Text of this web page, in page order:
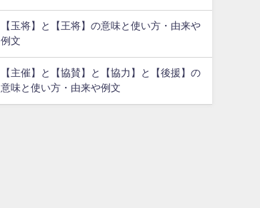
【玉将】と【王将】の意味と使い方・由来や
例文
【主催】と【協賛】と【協力】と【後援】の
意味と使い方・由来や例文